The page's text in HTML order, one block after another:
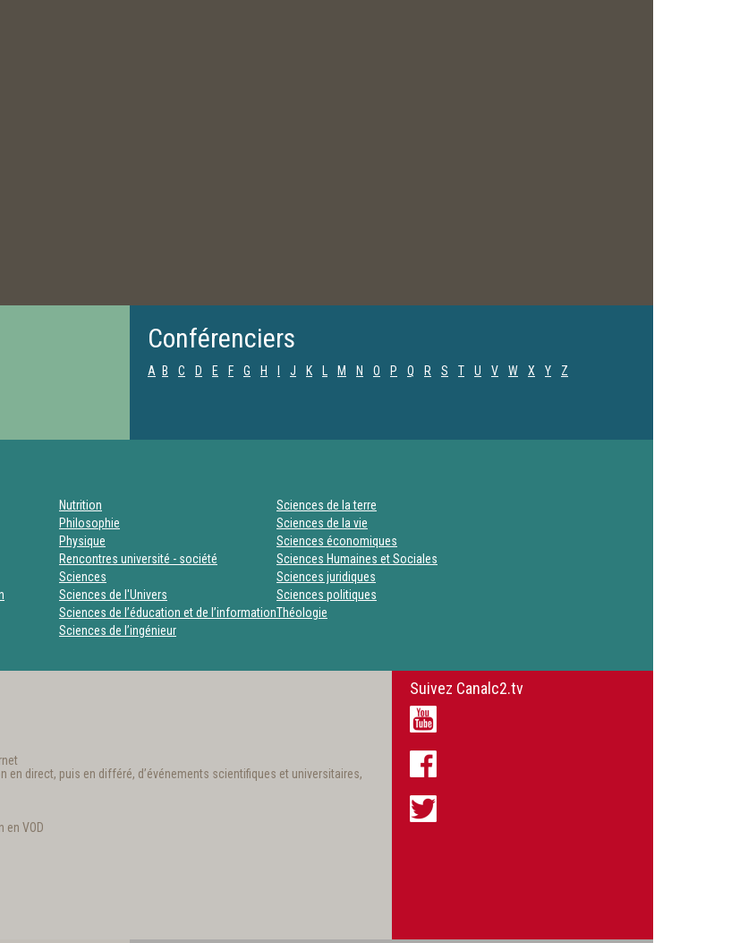
Conférenciers
A B C D E F G H J K M N O P Q R S T U V W X Y Z
Nutrition
Philosophie
Physique
Rencontres université - société
Sciences
Sciences de l'Univers
Sciences de l’éducation et de l’information
Sciences de l’ingénieur
Sciences de la terre
Sciences de la vie
Sciences économiques
Sciences Humaines et Sociales
Sciences juridiques
Sciences politiques
Théologie
direct, puis en différé, d’événements scientifiques et universitaires,
en VOD
Suivez Canalc2.tv